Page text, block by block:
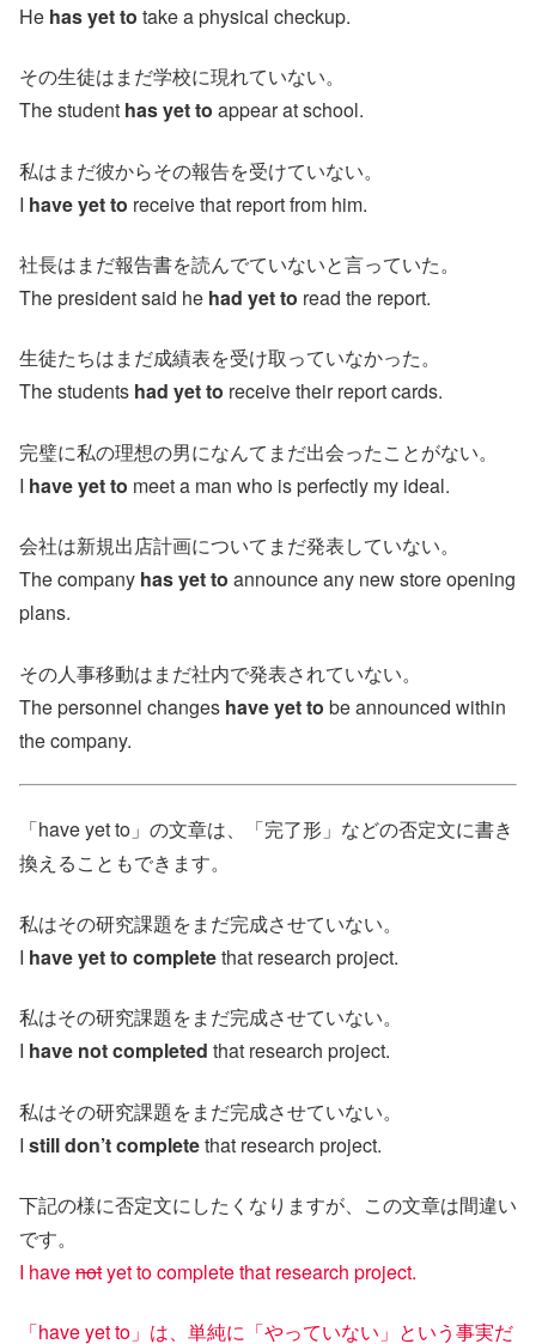
He has yet to take a physical checkup.
その生徒はまだ学校に現れていない。
The student has yet to appear at school.
私はまだ彼からその報告を受けていない。
I have yet to receive that report from him.
社長はまだ報告書を読んでていないと言っていた。
The president said he had yet to read the report.
生徒たちはまだ成績表を受け取っていなかった。
The students had yet to receive their report cards.
完璧に私の理想の男になんてまだ出会ったことがない。
I have yet to meet a man who is perfectly my ideal.
会社は新規出店計画についてまだ発表していない。
The company has yet to announce any new store opening
plans.
その人事移動はまだ社内で発表されていない。
The personnel changes have yet to be announced within
the company.
「have yet to」の文章は、「完了形」などの否定文に書き
換えることもできます。
私はその研究課題をまだ完成させていない。
I have yet to completethat research project.
私はその研究課題をまだ完成させていない。
I have not completed that research project.
私はその研究課題をまだ完成させていない。
I still don’t completethat research project.
下記の様に否定文にしたくなりますが、この文章は間違い
です。
I havenotyet to complete that research project.
「have yet to」は、単純に「やっていない」という事実だ